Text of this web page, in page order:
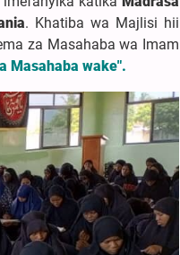
. Khatiba wa Majlisi hii
za Masahaba wa Imam
Masahaba wake".